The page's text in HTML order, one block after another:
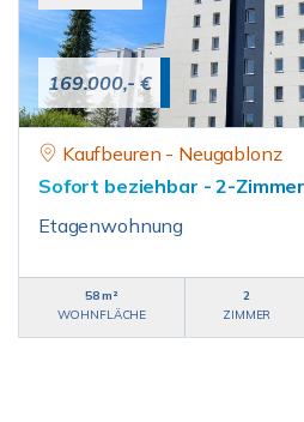
169.000,- €
Kaufbeuren - Neugablonz
Sofort beziehbar - 2-
Etagenwohnung
58 m²
WOHNFLÄCHE
2
ZIMMER